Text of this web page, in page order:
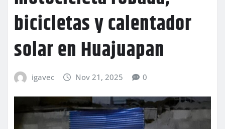
bicicletas y calentador
solar en Huajuapan
igavec Nov 21, 2025 0